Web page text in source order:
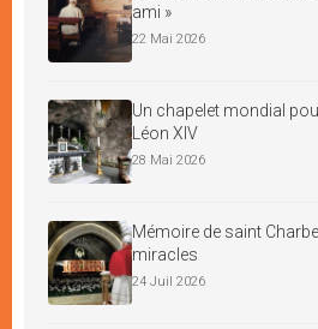
ami »
22 Mai 2026
Un chapelet mondial
Léon XIV
28 Mai 2026
Mémoire de saint
miracles
24 Juil 2026